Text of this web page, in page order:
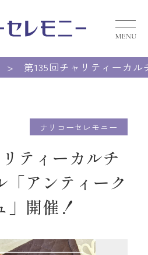
ナ
第135回チャリティーカ
ナリコーセレモニー
ティーカルチ
「アンティーク
」開催！